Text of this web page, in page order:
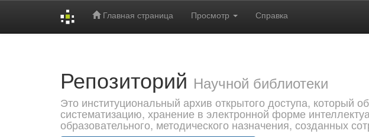
Главная страница Просмотр Справка
Репозиторий Научной библиотеки
Это институциональный архив открытого доступа, который
систематизацию, хранение в электронной форме
образовательного, методического назначения, созданных